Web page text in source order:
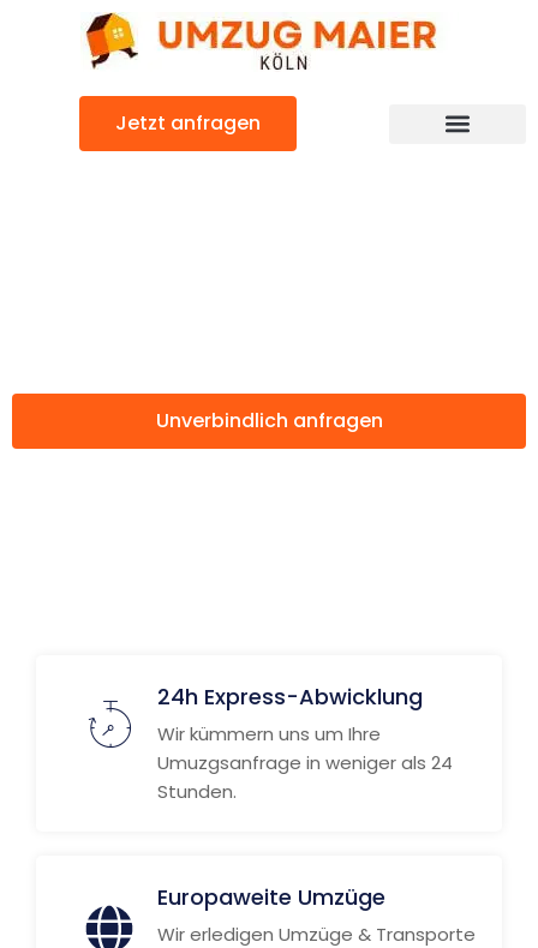
Jetzt anfragen
Unverbindlich anfragen
24h Express-Abwicklung
Wir kümmern uns um Ihre
Umuzgsanfrage in weniger als 24
Stunden.
Europaweite Umzüge
Wir erledigen Umzüge & Transporte